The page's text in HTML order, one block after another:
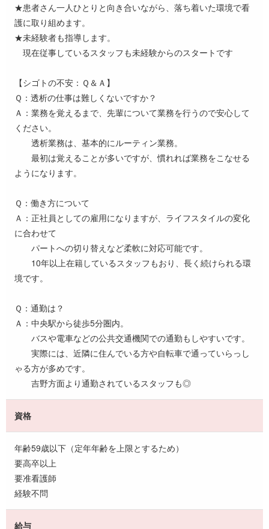
★患者さん一人ひとりと向き合いながら、落ち着いた環境で看
護に取り組めます。
★未経験者も指導します。
現在従事しているスタッフも未経験からのスタートです
【シゴトの不安：Ｑ＆Ａ】
Ｑ：透析の仕事は難しくないですか？
Ａ：業務を覚えるまで、先輩について業務を行うので安心して
ください。
透析業務は、基本的にルーティン業務。
最初は覚えることが多いですが、慣れれば業務をこなせる
ようになります。
Ｑ：働き方について
Ａ：正社員としての雇用になりますが、ライフスタイルの変化
に合わせて
パートへの切り替えなど柔軟に対応可能です。
10年以上在籍しているスタッフもおり、長く続けられる環
境です。
Ｑ：通勤は？
Ａ：中央駅から徒歩5分圏内。
バスや電車などの公共交通機関での通勤もしやすいです。
実際には、近隣に住んでいる方や自転車で通っていらっし
ゃる方が多めです。
吉野方面より通勤されているスタッフも◎
資格
年齢59歳以下（定年年齢を上限とするため）
要高卒以上
要准看護師
経験不問
給与